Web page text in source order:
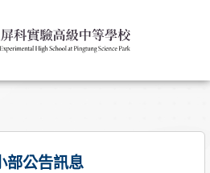
部公告訊息